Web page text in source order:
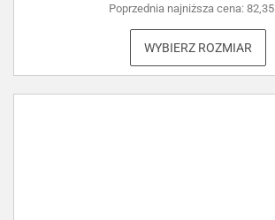
Poprzednia najniższa cena: 82,35
WYBIERZ ROZMIAR